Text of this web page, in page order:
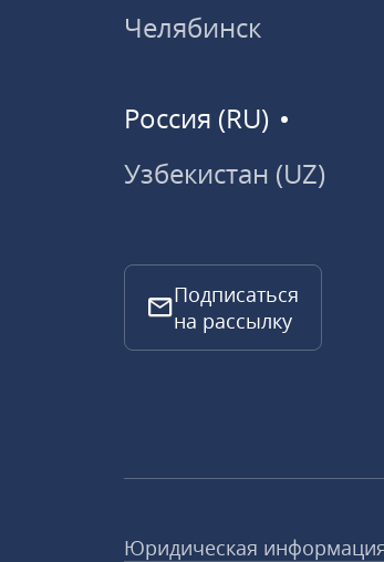
Челябинск
Россия (RU)
Узбекистан (UZ)
Подписаться
на рассылку
Юридическая